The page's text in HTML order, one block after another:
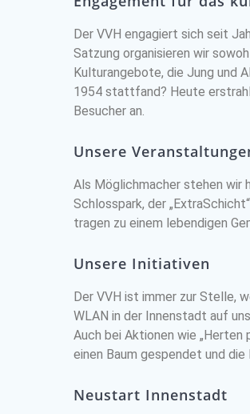
Der VVH engagiert sich seit
Satzung organisieren wir
Kulturangebote, die Jung und
1954 stattfand? Heute
Besucher an.
Unsere
Als Möglichmacher stehen wir
Schlosspark, der
tragen zu einem lebendigen
Unsere Initiativen
Der VVH ist immer zur Stelle,
WLAN in der Innenstadt auf
Auch bei Aktionen wie „Herten
einen Baum gespendet und
Neustart Innenstadt